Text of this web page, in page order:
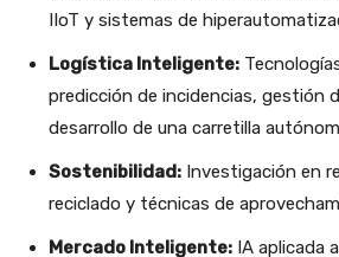
IIoT y sistemas de
Logística Inteligente:
predicción de incidencias, gestión
desarrollo de una carretilla
Sostenibilidad: Investigación en
reciclado y técnicas de
Mercado Inteligente: IA aplicada